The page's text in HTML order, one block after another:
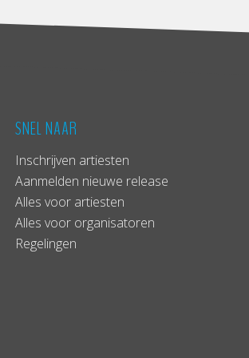
SNEL NAAR
Inschrijven artiesten
Aanmelden nieuwe release
Alles voor artiesten
Alles voor organisatoren
Regelingen